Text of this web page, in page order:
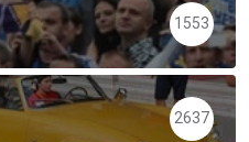
1553
2637